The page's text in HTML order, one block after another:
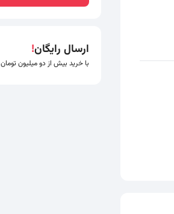
ارسال رایگان!
با خرید بیش از دو میلیون تومان